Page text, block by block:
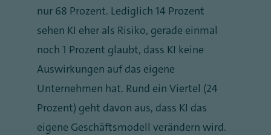
nur 68 Prozent. Lediglich 14 Prozent
sehen KI eher als Risiko, gerade einmal
noch 1 Prozent glaubt, dass KI keine
Auswirkungen auf das eigene
Unternehmen hat. Rund ein Viertel (24
Prozent) geht davon aus, dass KI das
eigene Geschäftsmodell verändern wird.